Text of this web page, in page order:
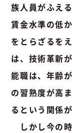
族人員がふえ
賃金水準の低
をとらざるを
は、技術革新
能職は、年齢
の習熟度が高
るという関係
しかし今の